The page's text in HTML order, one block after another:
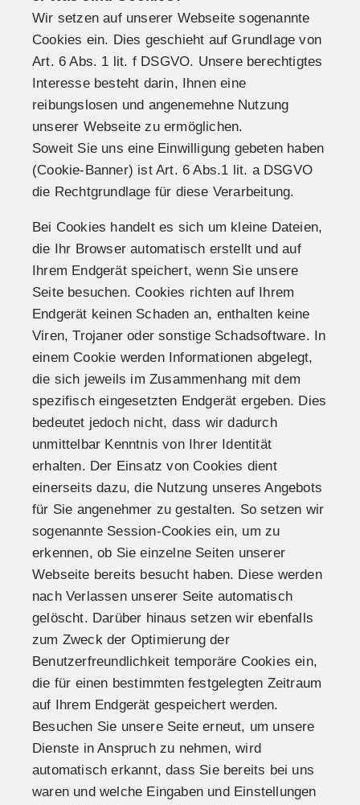
Wir setzen auf unserer Webseite sogenannte
Cookies ein. Dies geschieht auf Grundlage von
Art. 6 Abs. 1 lit. f DSGVO. Unsere berechtigtes
Interesse besteht darin, Ihnen eine
reibungslosen und angenemehne Nutzung
unserer Webseite zu ermöglichen.
Soweit Sie uns eine Einwilligung gebeten haben
(Cookie-Banner) ist Art. 6 Abs.1 lit. a DSGVO
die Rechtgrundlage für diese Verarbeitung.
Bei Cookies handelt es sich um kleine Dateien,
die Ihr Browser automatisch erstellt und auf
Ihrem Endgerät speichert, wenn Sie unsere
Seite besuchen. Cookies richten auf Ihrem
Endgerät keinen Schaden an, enthalten keine
Viren, Trojaner oder sonstige Schadsoftware. In
einem Cookie werden Informationen abgelegt,
die sich jeweils im Zusammenhang mit dem
spezifisch eingesetzten Endgerät ergeben. Dies
bedeutet jedoch nicht, dass wir dadurch
unmittelbar Kenntnis von Ihrer Identität
erhalten. Der Einsatz von Cookies dient
einerseits dazu, die Nutzung unseres Angebots
für Sie angenehmer zu gestalten. So setzen wir
sogenannte Session-Cookies ein, um zu
erkennen, ob Sie einzelne Seiten unserer
Webseite bereits besucht haben. Diese werden
nach Verlassen unserer Seite automatisch
gelöscht. Darüber hinaus setzen wir ebenfalls
zum Zweck der Optimierung der
Benutzerfreundlichkeit temporäre Cookies ein,
die für einen bestimmten festgelegten Zeitraum
auf Ihrem Endgerät gespeichert werden.
Besuchen Sie unsere Seite erneut, um unsere
Dienste in Anspruch zu nehmen, wird
automatisch erkannt, dass Sie bereits bei uns
waren und welche Eingaben und Einstellungen